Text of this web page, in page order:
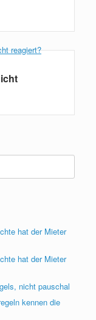
hat der Mieter
hat der Mieter
nicht pauschal
kennen die